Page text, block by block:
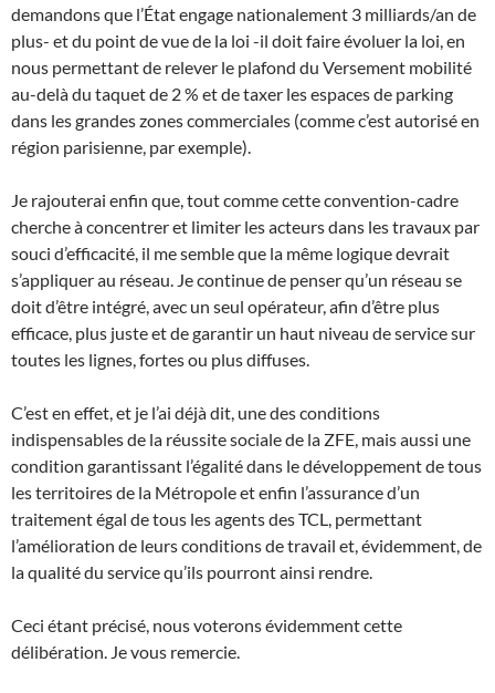
demandons que l’État engage nationalement 3 milliards/an de
plus- et du point de vue de la loi -il doit faire évoluer la loi, en
nous permettant de relever le plafond du Versement mobilité
au-delà du taquet de 2 % et de taxer les espaces de parking
dans les grandes zones commerciales (comme c’est autorisé en
région parisienne, par exemple).
Je rajouterai enfin que, tout comme cette convention-cadre
cherche à concentrer et limiter les acteurs dans les travaux par
souci d’efficacité, il me semble que la même logique devrait
s’appliquer au réseau. Je continue de penser qu’un réseau se
doit d’être intégré, avec un seul opérateur, afin d’être plus
efficace, plus juste et de garantir un haut niveau de service sur
toutes les lignes, fortes ou plus diffuses.
C’est en effet, et je l’ai déjà dit, une des conditions
indispensables de la réussite sociale de la ZFE, mais aussi une
condition garantissant l’égalité dans le développement de tous
les territoires de la Métropole et enfin l’assurance d’un
traitement égal de tous les agents des TCL, permettant
l’amélioration de leurs conditions de travail et, évidemment, de
la qualité du service qu’ils pourront ainsi rendre.
Ceci étant précisé, nous voterons évidemment cette
délibération. Je vous remercie.